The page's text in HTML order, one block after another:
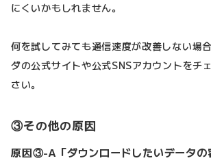
にくいかもしれません。
何を試してみても通信速度が改善しない場
ダの公式サイトや公式SNSアカウントをチ
さい。
③その他の原因
原因③-A「ダウンロードしたいデータの